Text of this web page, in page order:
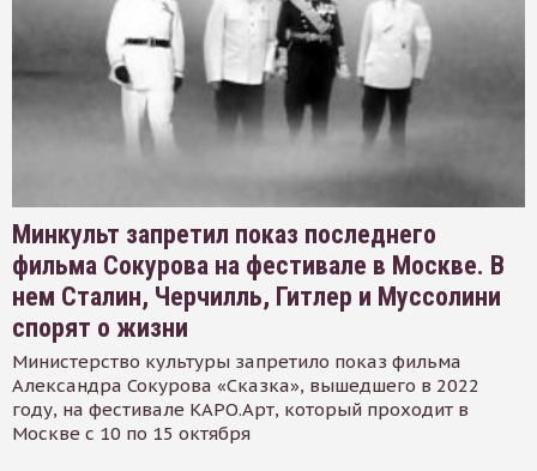
Минкульт запретил показ последнего
фильма Сокурова на фестивале в Москве. В
нем Сталин, Черчилль, Гитлер и Муссолини
спорят о жизни
Министерство культуры запретило показ фильма
Александра Сокурова «Сказка», вышедшего в 2022
году, на фестивале КАРО.Арт, который проходит в
Москве с 10 по 15 октября